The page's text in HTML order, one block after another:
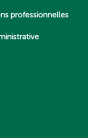
professionnelles